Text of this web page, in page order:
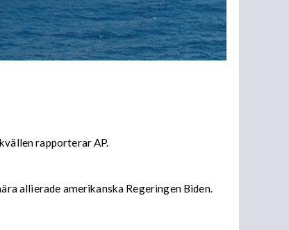
rapporterar AP.
allierade amerikanska Regeringen Biden.